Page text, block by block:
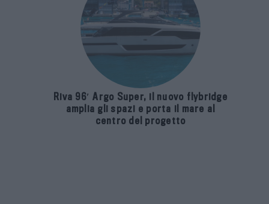
Riva 96′ Argo Super, il nuovo flybridge
amplia gli spazi e porta il mare al
centro del progetto